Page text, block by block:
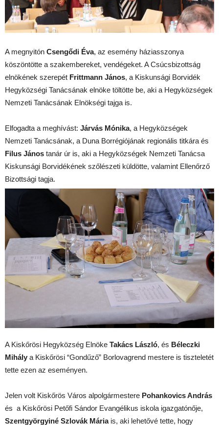
A megnyitón Csengődi Éva, az esemény háziasszonya
köszöntötte a szakembereket, vendégeket. A Csúcsbizottság
elnökének szerepét Frittmann János, a Kiskunsági Borvidék
Hegyközségi Tanácsának elnöke töltötte be, aki a Hegyközségek
Nemzeti Tanácsának Elnökségi tajga is.
Elfogadta a meghívást: Járvás Mónika, a Hegyközségek
Nemzeti Tanácsának, a Duna Borrégiójának regionális titkára és
Filus János tanár úr is, aki a Hegyközségek Nemzeti Tanácsa
Kiskunsági Borvidékének szőlészeti küldötte, valamint Ellenőrző
Bizottsági tagja.
A Kiskőrösi Hegyközség Elnöke Takács László, és Béleczki
Mihály a Kiskőrösi “Gondűző” Borlovagrend mestere is tiszteletét
tette ezen az eseményen.
Jelen volt Kiskőrös Város alpolgármestere Pohankovics András
és a Kiskőrösi Petőfi Sándor Evangélikus iskola igazgatónője,
Szentgyörgyiné Szlovák Máriais, aki lehetővé tette, hogy